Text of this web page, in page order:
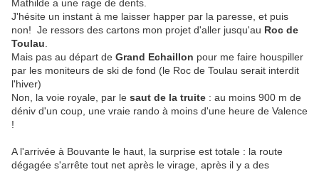
Mathilde a une rage de dents.
J'hésite un instant à me laisser happer par la paresse, et puis
non! Je ressors des cartons mon projet d'aller jusqu'au Roc de
Toulau
Mais pas au départ de Grand Echaillon pour me faire houspiller
par les moniteurs de ski de fond (le Roc de Toulau serait interdit
l'hiver)
Non, la voie royale, par le saut de la truite : au moins 900 m de
déniv d'un coup, une vraie rando à moins d'une heure de Valence
!
A l'arrivée à Bouvante le haut, la surprise est totale : la route
dégagée s'arrête tout net après le virage, après il y a des